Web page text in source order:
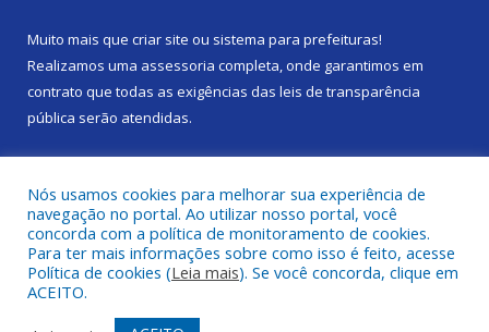
Muito mais que criar site ou sistema para prefeituras!
Realizamos uma assessoria completa, onde garantimos em
contrato que todas as exigências das leis de transparência
pública serão atendidas.
Todos os direitos reservados a Câmara Municipal de Gurupá.
Nós usamos cookies para melhorar sua experiência de
navegação no portal. Ao utilizar nosso portal, você
concorda com a política de monitoramento de cookies.
Para ter mais informações sobre como isso é feito, acesse
Política de cookies (Leia mais). Se você concorda, clique em
ACEITO.